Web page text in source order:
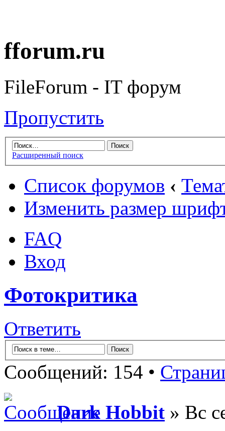
fforum.ru
FileForum - IT форум
Пропустить
Расширенный поиск
Список форумов ‹
Изменить размер
FAQ
Вход
Фотокритика
Ответить
Сообщений: 154 •
Dark Hobbit » Вс